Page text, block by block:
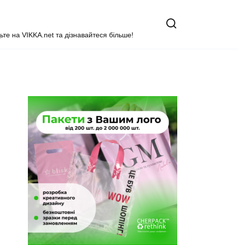
на VIKKA.net та дізнавайтеся більше!